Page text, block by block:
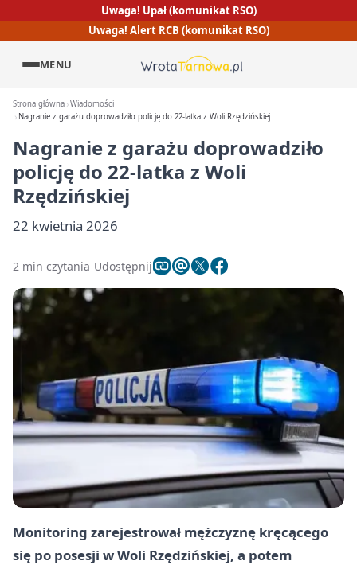
Uwaga! Upał (komunikat RSO)
Uwaga! Alert RCB (komunikat RSO)
MENU
Strona główna Wiadomości
Nagranie z garażu doprowadziło policję do 22-latka z Woli Rzędzińskiej
Nagranie z garażu doprowadziło
policję do 22-latka z Woli
Rzędzińskiej
22 kwietnia 2026
2 min czytania Udostępnij
Monitoring zarejestrował mężczyznę kręcącego
się po posesji w Woli Rzędzińskiej, a potem